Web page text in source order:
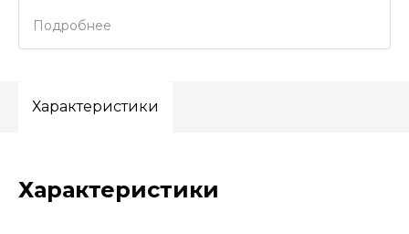
Подробнее
Характеристики
Характеристики